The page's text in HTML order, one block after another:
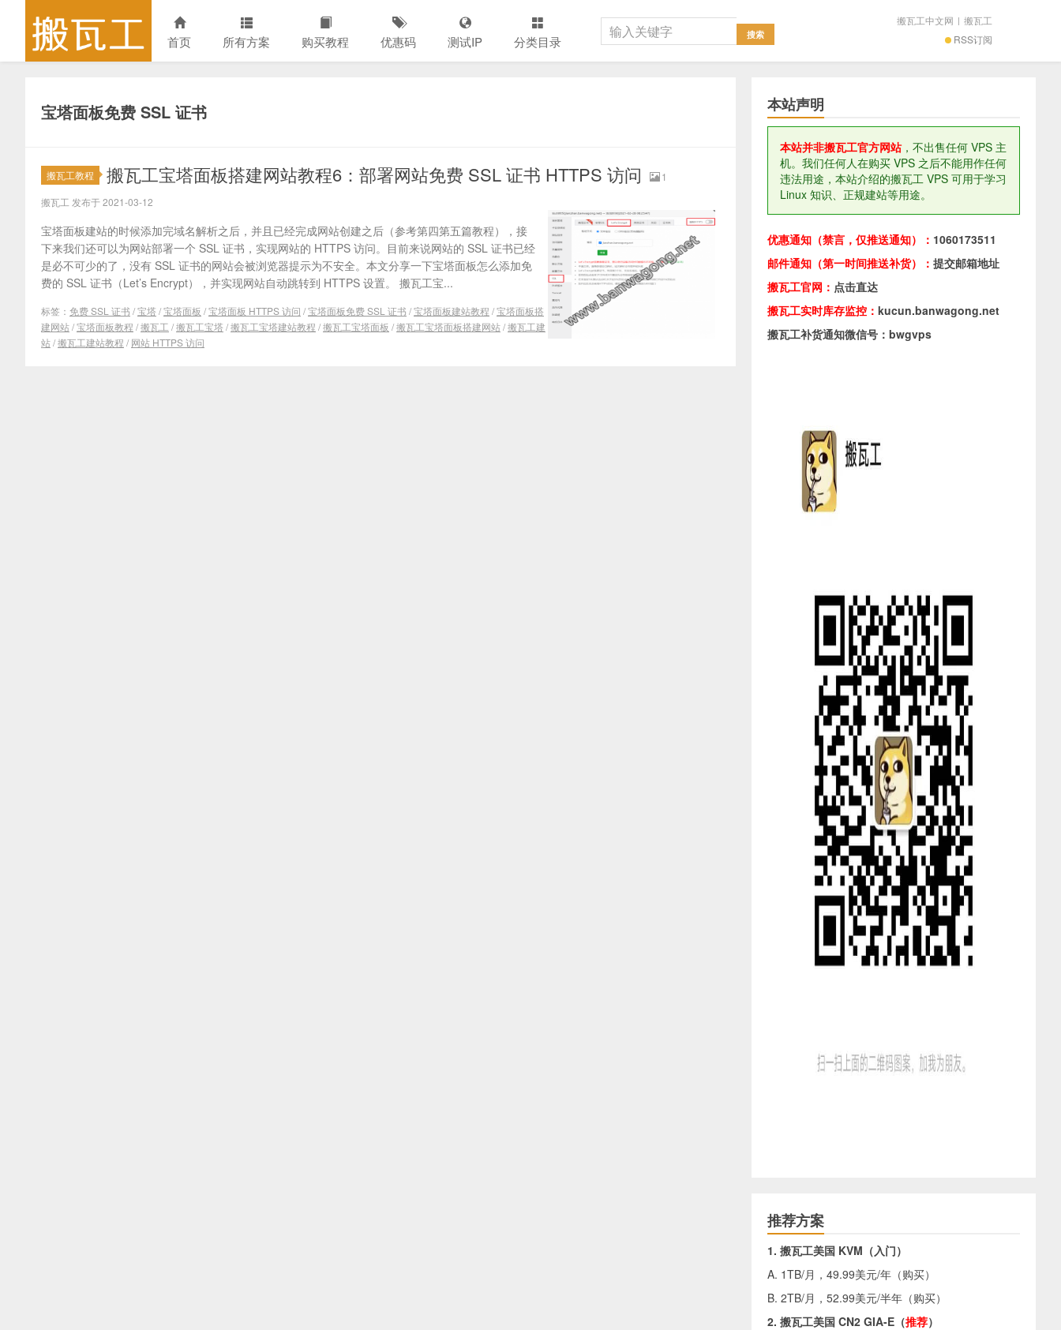
首页 所有方案 购买教程 优惠码 测试IP 分类目录 RSS订阅
搬瓦工中文网 | 搬瓦工
宝塔面板免费 SSL 证书
搬瓦工教程 搬瓦工宝塔面板搭建网站教程6：部署网站免费 SSL 证书 HTTPS 访问
1
搬瓦工 发布于 2021-03-12
宝塔面板建站的时候添加完域名解析之后，并且已经完成网站创建之后（参考第四第五篇教程），接
下来我们还可以为网站部署一个 SSL 证书，实现网站的 HTTPS 访问。目前来说网站的 SSL 证书已经
是必不可少的了，没有 SSL 证书的网站会被浏览器提示为不安全。本文分享一下宝塔面板怎么添加免
费的 SSL 证书（Let’s Encrypt），并实现网站自动跳转到 HTTPS 设置。 搬瓦工宝...
标签： 免费 SSL 证书 /宝塔 /宝塔面板 /宝塔面板 HTTPS 访问 /宝塔面板免费 SSL 证书 /宝塔面板建站教程 /宝塔面板搭
建网站/宝塔面板教程 /搬瓦工 /搬瓦工宝塔 /搬瓦工宝塔建站教程 /搬瓦工宝塔面板 /搬瓦工宝塔面板搭建网站/搬瓦工建
站/搬瓦工建站教程 / 网站 HTTPS 访问
本站声明
本站并非搬瓦工官方网站，不出售任何 VPS 主
机。我们任何人在购买 VPS 之后不能用作任何
违法用途，本站介绍的搬瓦工 VPS 可用于学习
Linux 知识、正规建站等用途。
优惠通知（禁言，仅推送通知）： 1060173511
邮件通知（第一时间推送补货）： 提交邮箱地址
搬瓦工官网： 点击直达
搬瓦工实时库存监控： kucun.banwagong.net
搬瓦工补货通知微信号：bwgvps
推荐方案
1. 搬瓦工美国 KVM（入门）
A. 1TB/月，49.99美元/年（购买）
B. 2TB/月，52.99美元/半年（购买）
2. 搬瓦工美国 CN2 GIA-E（推荐）